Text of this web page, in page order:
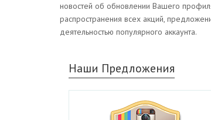
новостей об обновлении Вашего
распространения всех акций,
деятельностью популярного аккаунта.
Наши Предложения